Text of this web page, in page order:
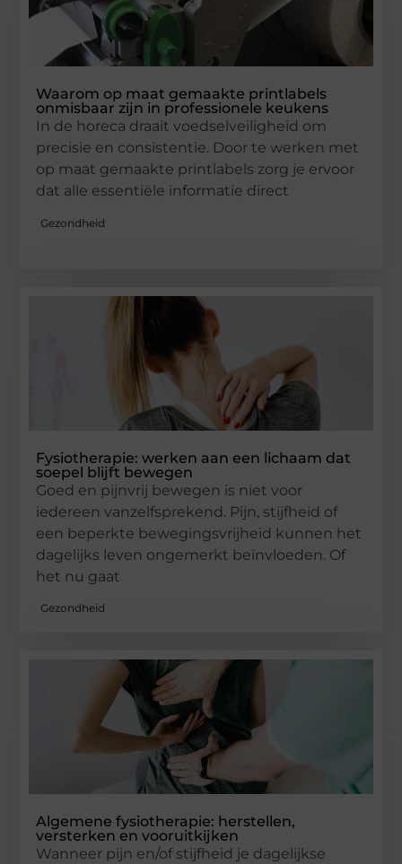
Waarom op maat gemaakte printlabels
onmisbaar zijn in professionele keukens
In de horeca draait voedselveiligheid om
precisie en consistentie. Door te werken met
op maat gemaakte printlabels zorg je ervoor
dat alle essentiële informatie direct
Gezondheid
Fysiotherapie: werken aan een lichaam dat
soepel blijft bewegen
Goed en pijnvrij bewegen is niet voor
iedereen vanzelfsprekend. Pijn, stijfheid of
een beperkte bewegingsvrijheid kunnen het
dagelijks leven ongemerkt beïnvloeden. Of
het nu gaat
Gezondheid
Algemene fysiotherapie: herstellen,
versterken en vooruitkijken
Wanneer pijn en/of stijfheid je dagelijkse